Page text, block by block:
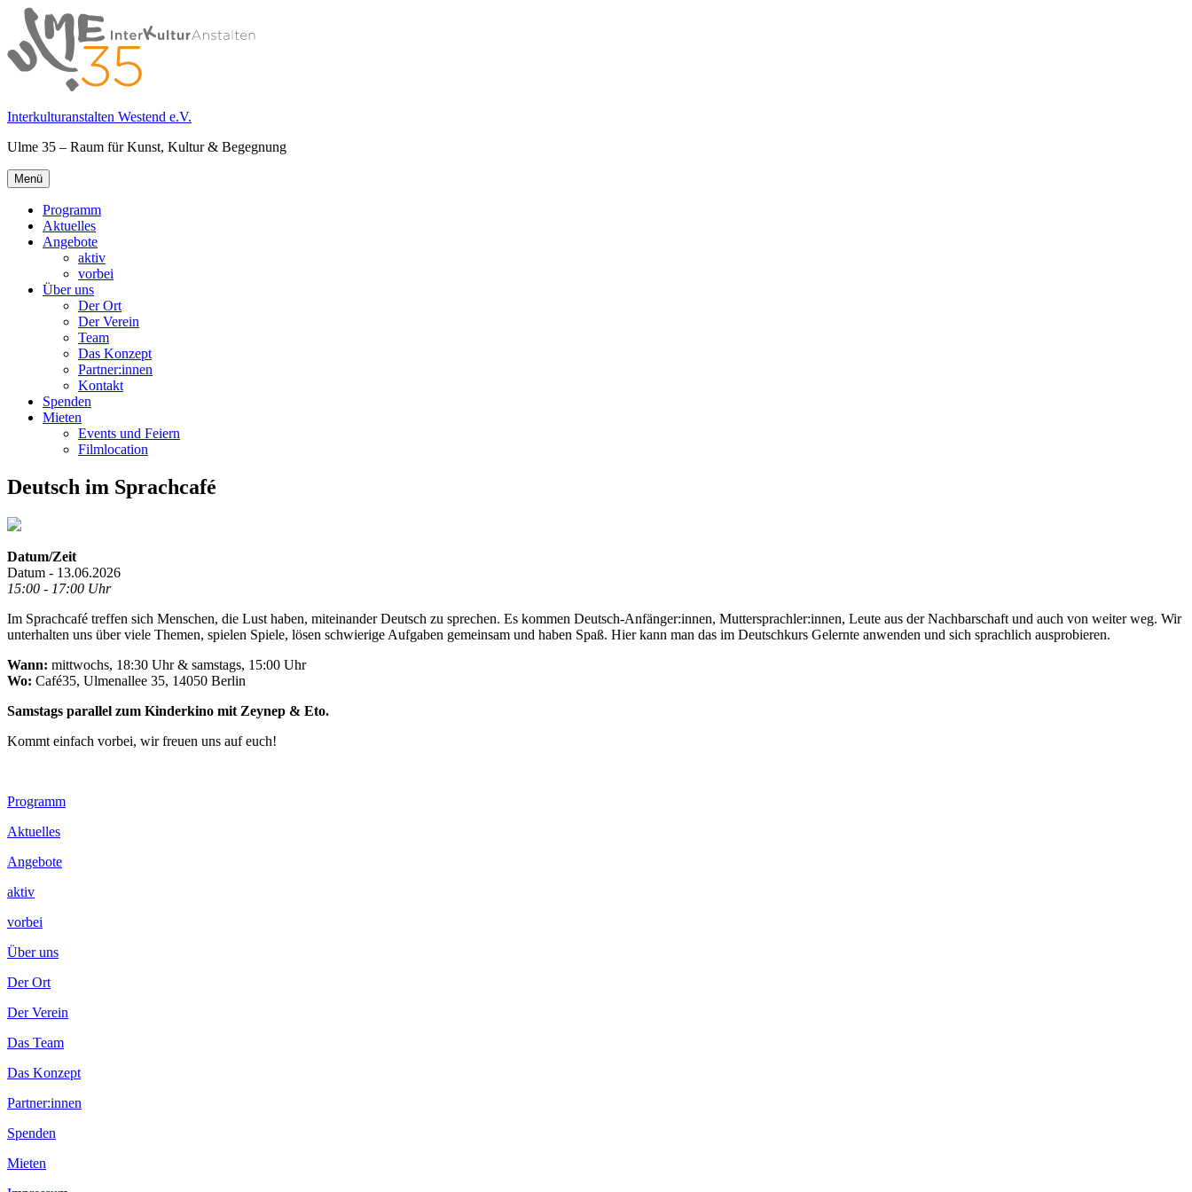
Springe
zum
Inhalt
Interkulturanstalten Westend e.V.
Ulme 35 – Raum für Kunst, Kultur & Begegnung
Primäres
Menü
Menü
Programm
Aktuelles
Angebote
aktiv
vorbei
Über uns
Der Ort
Der Verein
Team
Das Konzept
Partner:innen
Kontakt
Spenden
Mieten
Events und Feiern
Filmlocation
Deutsch im Sprachcafé
Datum/Zeit
Datum - 13.06.2026
15:00 - 17:00 Uhr
Im Sprachcafé treffen sich Menschen, die Lust haben, miteinander Deutsch zu sprechen. Es kommen Deutsch-Anfänger:innen, Muttersprachler:innen, Leute aus der Nachbarschaft und auch von weiter weg. Wir
unterhalten uns über viele Themen, spielen Spiele, lösen schwierige Aufgaben gemeinsam und haben Spaß. Hier kann man das im Deutschkurs Gelernte anwenden und sich sprachlich ausprobieren.
Wann: mittwochs, 18:30 Uhr & samstags, 15:00 Uhr
Wo: Café35, Ulmenallee 35, 14050 Berlin
Samstags parallel zum Kinderkino mit Zeynep & Eto.
Kommt einfach vorbei, wir freuen uns auf euch!
Footer
Inhalt
Programm
Aktuelles
Angebote
aktiv
vorbei
Über uns
Der Ort
Der Verein
Das Team
Das Konzept
Partner:innen
Spenden
Mieten